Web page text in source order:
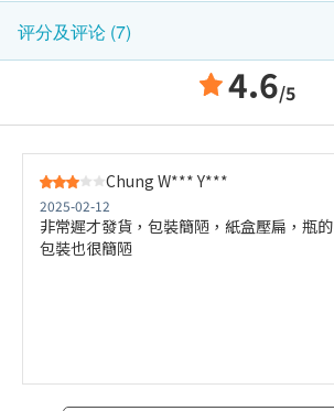
评分及评论 (7)
4.6/5
Chung W*** Y***
2025-02-12
非常遲才發貨，包裝簡陋，紙盒壓扁，瓶的
包裝也很簡陋